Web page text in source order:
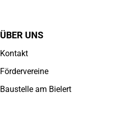
ÜBER UNS
Kontakt
Fördervereine
Baustelle am Bielert